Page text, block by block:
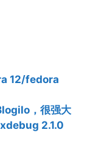
12/fedora
，很强大
2.1.0